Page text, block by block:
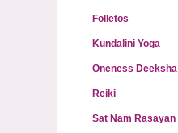
Folletos
Kundalini Yoga
Oneness Deeksha
Reiki
Sat Nam Rasayan